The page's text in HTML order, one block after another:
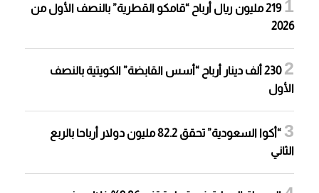
219 مليون ريال أرباح “قامكو القطرية” بالنصف الأول من
2026
230 ألف دينار أرباح “أسس القابضة” الكويتية بالنصف
الأول
“أكوا السعودية” تحقق 82.2 مليون دولار أرباحا بالربع
الثاني